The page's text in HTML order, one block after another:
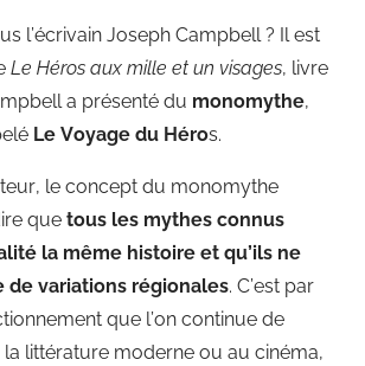
l’écrivain Joseph Campbell ? Il est
Le Héros aux mille et un visages, livre
a présenté du monomythe,
Le Voyage du Héros.
le concept du monomythe
que tous les mythes connus
la même histoire et qu’ils ne
de variations régionales. C’est par
que l’on continue de
littérature moderne ou au cinéma,